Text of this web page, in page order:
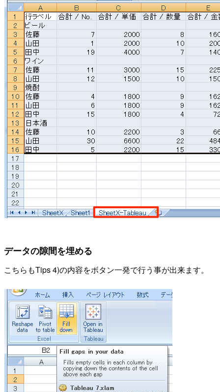
データの隙間を埋める
こちらもTips 4)の内容をボタン一発で行う事が出来ます。